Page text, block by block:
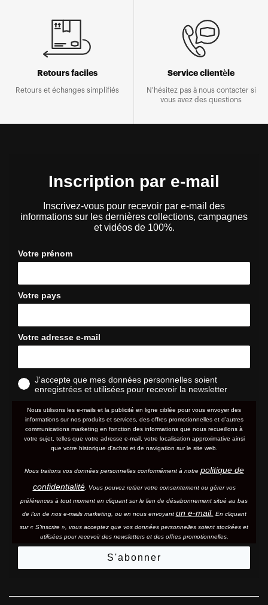
Retours faciles
Retours et échanges simplifiés
Service clientèle
N'hésitez pas à nous contacter si
vous avez des questions
Inscription par e-mail
Inscrivez-vous pour recevoir par e-mail des
informations sur les dernières collections, campagnes
et vidéos de 100%.
Votre prénom
Votre pays
Votre adresse e-mail
J'accepte que mes données personnelles soient
enregistrées et utilisées pour recevoir la newsletter
Nous utilisons les e-mails et la publicité en ligne ciblée pour vous envoyer des
informations sur nos produits et services, des offres promotionnelles et d'autres
communications marketing en fonction des informations que nous recueillons à
votre sujet, telles que votre adresse e-mail, votre localisation approximative ainsi
que votre historique d'achat et de navigation sur le site web.
Nous traitons vos données personnelles conformément à notre politique de
confidentialité. Vous pouvez retirer votre consentement ou gérer vos
préférences à tout moment en cliquant sur le lien de désabonnement situé au bas
de l'un de nos e-mails marketing, ou en nous envoyant un e-mail. En cliquant
sur « S'inscrire », vous acceptez que vos données personnelles soient stockées et
utilisées pour recevoir des newsletters et des offres promotionnelles.
S'abonner